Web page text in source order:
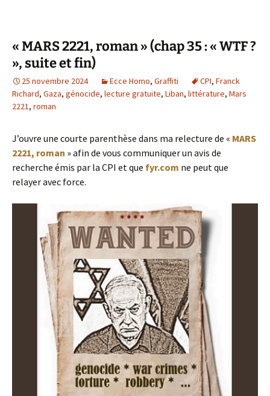
« MARS 2221, roman » (chap 35 : « WTF ?
», suite et fin)
25 novembre 2024 Ecce Homo, Graffiti CPI, Franck
Richard, Gaza, génocide, lecture gratuite, Liban, littérature, Mars
2221, roman
J’ouvre une courte parenthèse dans ma relecture de « MARS
2221, roman » afin de vous communiquer un avis de
recherche émis par la CPI et que fyr.com ne peut que
relayer avec force.